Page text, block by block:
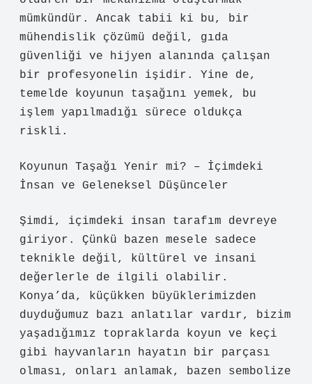
mümkündür. Ancak tabii ki bu, bir
mühendislik çözümü değil, gıda
güvenliği ve hijyen alanında çalışan
bir profesyonelin işidir. Yine de,
temelde koyunun taşağını yemek, bu
işlem yapılmadığı sürece oldukça
riskli.
Koyunun Taşağı Yenir mi? – İçimdeki
İnsan ve Geleneksel Düşünceler
Şimdi, içimdeki insan tarafım devreye
giriyor. Çünkü bazen mesele sadece
teknikle değil, kültürel ve insani
değerlerle de ilgili olabilir.
Konya’da, küçükken büyüklerimizden
duyduğumuz bazı anlatılar vardır, bizim
yaşadığımız topraklarda koyun ve keçi
gibi hayvanların hayatın bir parçası
olması, onları anlamak, bazen sembolize